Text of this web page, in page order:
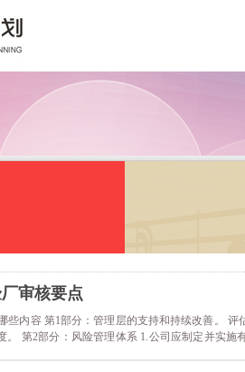
审核要点
些内容 第1部分：管理层的支持和持续改善。
。 第2部分：风险管理体系 1.公司应制定并实施